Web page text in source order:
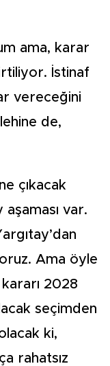
ama, karar
İstinaf
vereceğini
de,
çıkacak
var.
Ama öyle
kararı 2028
seçimden
ki,
rahatsız